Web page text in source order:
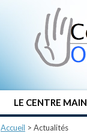
LE CENTRE MAIN
Accueil > Actualités